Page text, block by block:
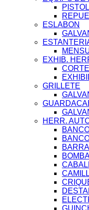
ESLABON
EXHIB.
CORTE
GRILLETE
HERR.